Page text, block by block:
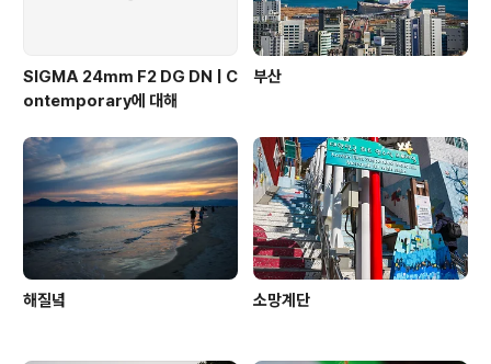
SIGMA 24mm F2 DG DN | C
ontemporary에 대해
부산
해질녘 소망계단